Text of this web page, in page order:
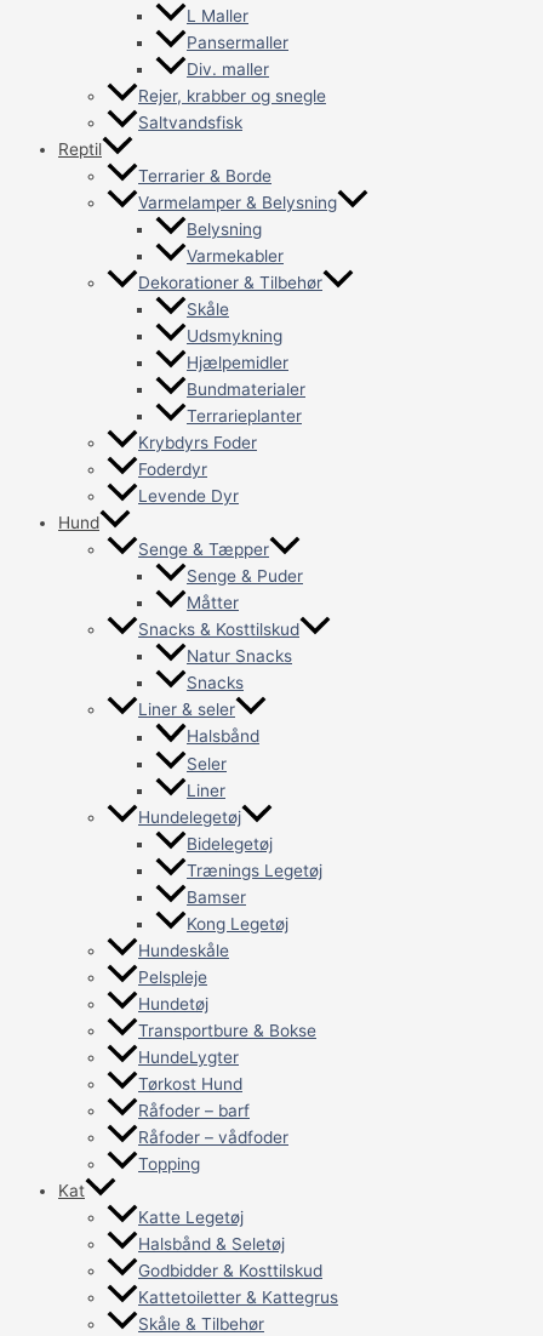
L Maller
Pansermaller
Div. maller
Rejer, krabber og snegle
Saltvandsfisk
Reptil
Terrarier & Borde
Varmelamper & Belysning
Belysning
Varmekabler
Dekorationer & Tilbehør
Skåle
Udsmykning
Hjælpemidler
Bundmaterialer
Terrarieplanter
Krybdyrs Foder
Foderdyr
Levende Dyr
Hund
Senge & Tæpper
Senge & Puder
Måtter
Snacks & Kosttilskud
Natur Snacks
Snacks
Liner & seler
Halsbånd
Seler
Liner
Hundelegetøj
Bidelegetøj
Trænings Legetøj
Bamser
Kong Legetøj
Hundeskåle
Pelspleje
Hundetøj
Transportbure & Bokse
HundeLygter
Tørkost Hund
Råfoder – barf
Råfoder – vådfoder
Topping
Kat
Katte Legetøj
Halsbånd & Seletøj
Godbidder & Kosttilskud
Kattetoiletter & Kattegrus
Skåle & Tilbehør